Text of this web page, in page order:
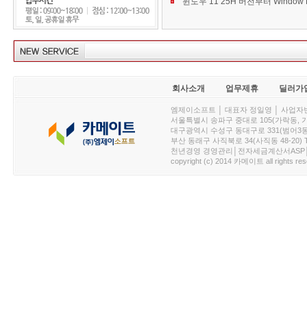
회사소개 업무제휴 딜러가
엠제이소프트 │ 대표자 정일영 │ 사업
서울특별시 송파구 중대로 105(가락동,
대구광역시 수성구 동대구로 331(범어3
부산 동래구 사직북로 34(사직동 48-20)
천년경영 경영관리│전자세금계산서
copyright (c) 2014 카메이트 all rights